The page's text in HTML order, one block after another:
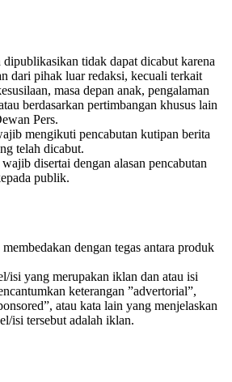
dipublikasikan tidak dapat dicabut karena
dari pihak luar redaksi, kecuali terkait
masa depan anak, pengalaman
berdasarkan pertimbangan khusus lain
Pers.
mengikuti pencabutan kutipan berita
telah dicabut.
disertai dengan alasan pencabutan
publik.
dengan tegas antara produk
isi yang merupakan iklan dan atau isi
keterangan ”advertorial”,
atau kata lain yang menjelaskan
isi tersebut adalah iklan.